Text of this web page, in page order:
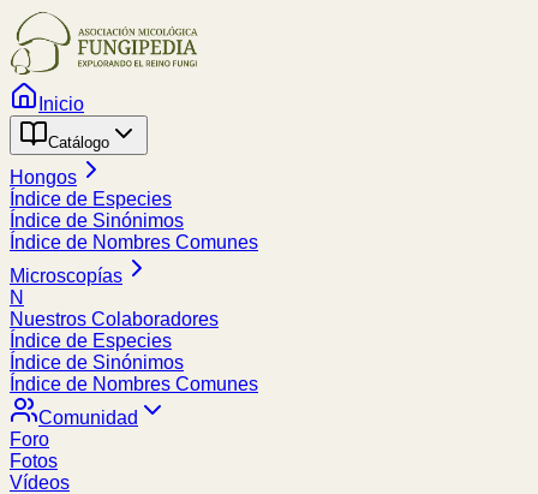
Inicio
Catálogo
Hongos
Índice de Especies
Índice de Sinónimos
Índice de Nombres Comunes
Microscopías
N
Nuestros Colaboradores
Índice de Especies
Índice de Sinónimos
Índice de Nombres Comunes
Comunidad
Foro
Fotos
Vídeos